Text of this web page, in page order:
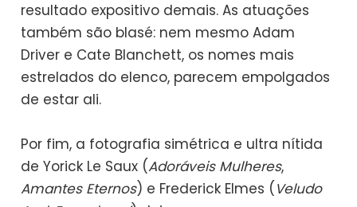
resultado expositivo demais. As atuações
também são blasé: nem mesmo Adam
Driver e Cate Blanchett, os nomes mais
estrelados do elenco, parecem empolgados
de estar ali.
Por fim, a fotografia simétrica e ultra nítida
de Yorick Le Saux (Adoráveis Mulheres,
Amantes Eternos) e Frederick Elmes ( Veludo